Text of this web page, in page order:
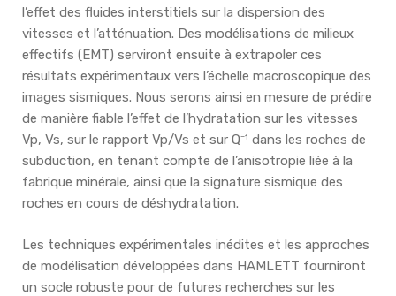
l’effet des fluides interstitiels sur la dispersion des
vitesses et l’atténuation. Des modélisations de milieux
effectifs (EMT) serviront ensuite à extrapoler ces
résultats expérimentaux vers l’échelle macroscopique des
images sismiques. Nous serons ainsi en mesure de prédire
de manière fiable l’effet de l’hydratation sur les vitesses
Vp, Vs, sur le rapport Vp/Vs et sur Q⁻¹ dans les roches de
subduction, en tenant compte de l’anisotropie liée à la
fabrique minérale, ainsi que la signature sismique des
roches en cours de déshydratation.
Les techniques expérimentales inédites et les approches
de modélisation développées dans HAMLETT fourniront
un socle robuste pour de futures recherches sur les